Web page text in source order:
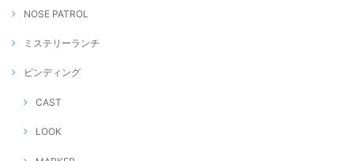
NOSE PATROL
ミステリーランチ
ビンディング
CAST
LOOK